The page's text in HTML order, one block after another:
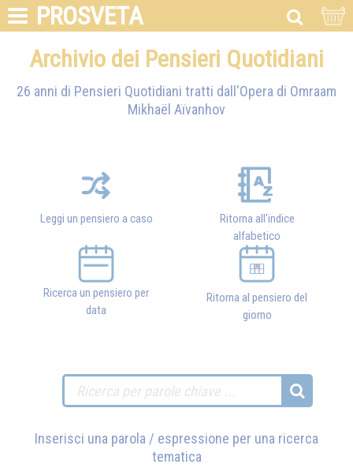
PROSVETA
Archivio dei Pensieri Quotidiani
26 anni di Pensieri Quotidiani tratti dall'Opera di Omraam
Mikhaël Aïvanhov
Leggi un pensiero a caso
Ritorna all'indice
alfabetico
Ricerca un pensiero per
data
Ritorna al pensiero del
giorno
Inserisci una parola / espressione per una ricerca
tematica